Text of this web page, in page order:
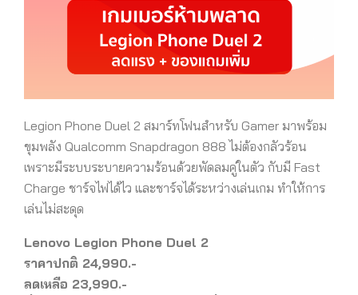
Legion Phone Duel 2 สมาร์ทโฟนสำหรับ Gamer มาพร้อม
ขุมพลัง Qualcomm Snapdragon 888 ไม่ต้องกลัวร้อน
เพราะมีระบบระบายความร้อนด้วยพัดลมคู่ในตัว กับมี Fast
Charge ชาร์จไฟได้ไว และชาร์จได้ระหว่างเล่นเกม ทำให้การ
เล่นไม่สะดุด
Lenovo Legion Phone Duel 2
ราคาปกติ 24,990.-
ลดเหลือ 23,990.-